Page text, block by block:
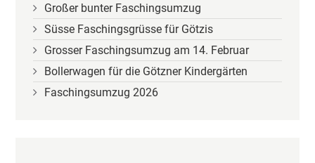
Großer bunter Faschingsumzug
Süsse Faschingsgrüsse für Götzis
Grosser Faschingsumzug am 14. Februar
Bollerwagen für die Götzner Kindergärten
Faschingsumzug 2026